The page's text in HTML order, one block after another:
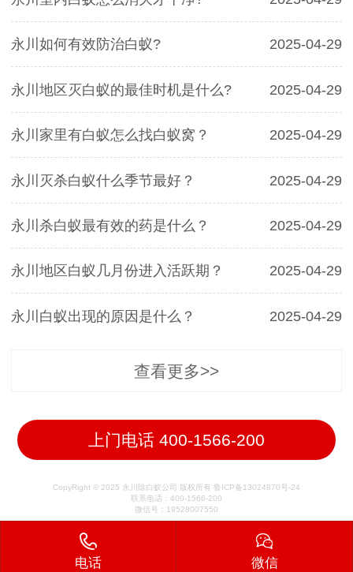
永川如何有效防治白蚁? 2025-04-29
永川地区灭白蚁的最佳时机是什么? 2025-04-29
永川家里有白蚁怎么找白蚁窝？ 2025-04-29
永川灭杀白蚁什么季节最好？ 2025-04-29
永川杀白蚁最有效的药是什么？ 2025-04-29
永川地区白蚁几月份进入活跃期？ 2025-04-29
永川白蚁出现的原因是什么？ 2025-04-29
查看更多>>
上门电话 400-1566-200
CopyRight © 2025 永川除白蚁公司 版权所有 鲁ICP备13024870号-24
联系电话：400-1566-200
微信号：19528007550
电话 微信